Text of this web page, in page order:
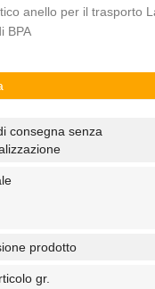
anello per il trasporto
BPA
consegna senza
prodotto
gr.